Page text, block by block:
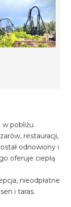
w pobliżu
restauracji,
odnowiony i
oferuje ciepłą
nieodpłatne
i taras.